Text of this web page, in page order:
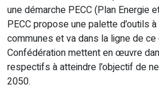
une démarche PECC (Plan Energie
PECC propose une palette d’outils
communes et va dans la ligne de
Confédération mettent en œuvre
respectifs à atteindre l’objectif de
2050.